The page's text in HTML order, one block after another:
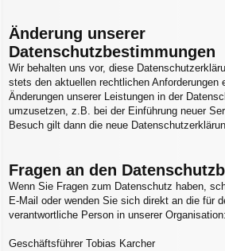
Änderung unserer
Datenschutzbestimmungen
Wir behalten uns vor, diese
stets den aktuellen rechtlichen Anforderungen
Änderungen unserer Leistungen in der
umzusetzen, z.B. bei der Einführung neuer
Besuch gilt dann die neue
Fragen an den
Wenn Sie Fragen zum Datenschutz haben,
E-Mail oder wenden Sie sich direkt an die für
verantwortliche Person in unserer Organisation:
Geschäftsführer Tobias Karcher